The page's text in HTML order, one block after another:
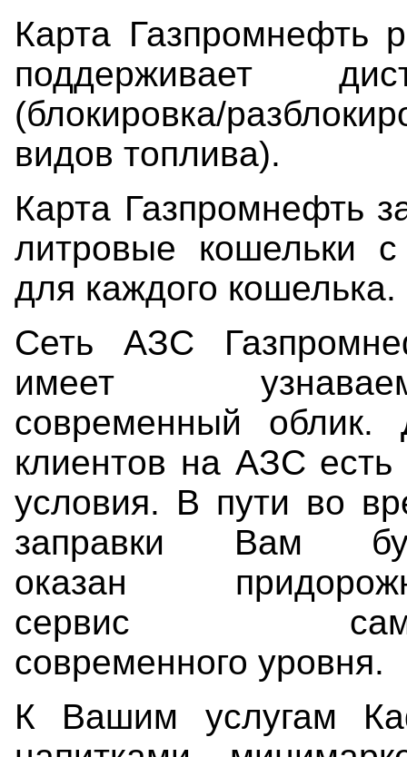
Карта Газпромнефть
поддерживает
(блокировка/
видов топлива).
Карта Газпромнефть
литровые кошельки
для каждого кошелька.
Сеть АЗС
имеет
современный облик.
клиентов на АЗС есть
условия. В пути во
заправки Вам
оказан
сервис
современного уровня.
К Вашим услугам